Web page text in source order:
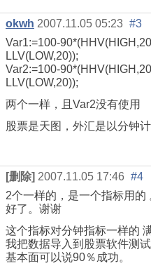
okwh 2007.11.05 05:23 #3
Var1:=100-
LLV(LOW,20));
Var2:=100-
LLV(LOW,20));
两个一样，且Var2没有使用
股票是天图，外汇是以分钟
[删除] 2007.11.05 17:46 #4
2个一样的，是一个指标用
好了。谢谢
这个指标对分钟指标一样的
我把数据导入到股票软件测
基本面可以说90％成功。